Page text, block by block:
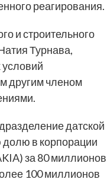
реагирования.
и строительного
Турнава,
другим членом
датской
долю в корпорации
за 80 миллионов
100 миллионов